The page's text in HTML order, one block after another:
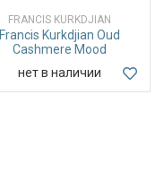
FRANCIS KURKDJIAN
Francis Kurkdjian Oud
Cashmere Mood
нет в наличии